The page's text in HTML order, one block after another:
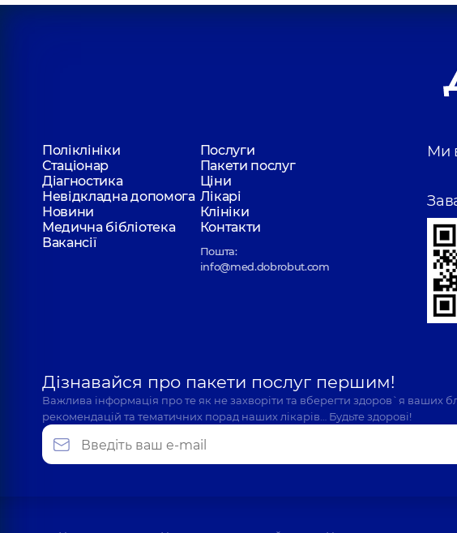
Поліклініки
Послуги
Стаціонар
Пакети послуг
Діагностика
Ціни
Невідкладна допомога Лікарі
Новини
Клініки
Медична бібліотека
Контакти
Вакансії
Пошта:
info@med.dobrobut.com
Ми
Дізнавайся про пакети послуг першим!
Важлива інформація про те як не захворіти та вберегти здоров`я ваших
рекомендацій та тематичних порад наших лікарів… Будьте здорові!